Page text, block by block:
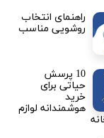
راهنمای انتخاب
روشویی مناسب
10 پرسش
حیاتی برای
خرید
هوشمندانه لوازم